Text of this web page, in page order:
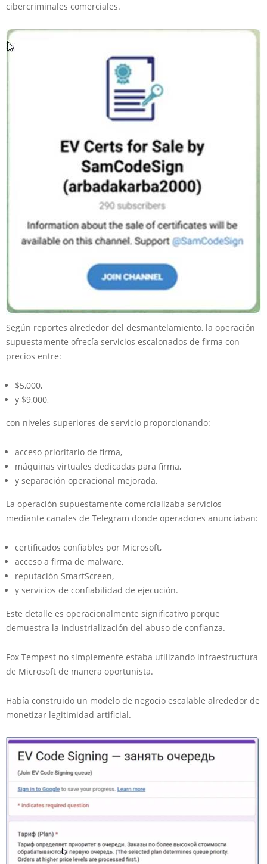
cibercriminales comerciales.
Según reportes alrededor del desmantelamiento, la operación
supuestamente ofrecía servicios escalonados de firma con
precios entre:
$5,000,
y $9,000,
con niveles superiores de servicio proporcionando:
acceso prioritario de firma,
máquinas virtuales dedicadas para firma,
y separación operacional mejorada.
La operación supuestamente comercializaba servicios
mediante canales de Telegram donde operadores anunciaban:
certificados confiables por Microsoft,
acceso a firma de malware,
reputación SmartScreen,
y servicios de confiabilidad de ejecución.
Este detalle es operacionalmente significativo porque
demuestra la industrialización del abuso de confianza.
Fox Tempest no simplemente estaba utilizando infraestructura
de Microsoft de manera oportunista.
Había construido un modelo de negocio escalable alrededor de
monetizar legitimidad artificial.